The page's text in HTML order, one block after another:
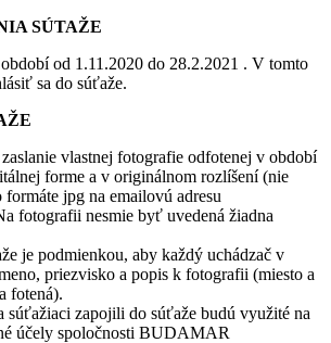
SÚTAŽE
od 1.11.2020 do 28.2.2021 . V tomto
sa do súťaže.
vlastnej fotografie odfotenej v období
forme a v originálnom rozlíšení (nie
jpg na emailovú adresu
fotografii nesmie byť uvedená žiadna
je podmienkou, aby každý uchádzač v
priezvisko a popis k fotografii (miesto a
fotená).
súťažiaci zapojili do súťaže budú využité na
účely spoločnosti BUDAMAR